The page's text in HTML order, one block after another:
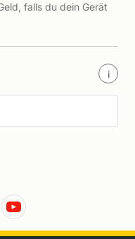
falls du dein Gerät
i